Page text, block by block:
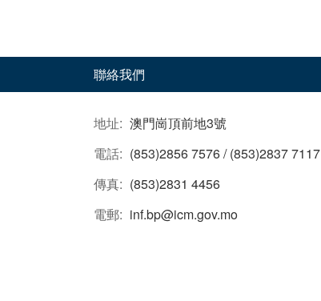
聯絡我們
地址: 澳門崗頂前地3號
電話: (853)2856 7576 / (853)2837 7117
傳真: (853)2831 4456
電郵: inf.bp@icm.gov.mo